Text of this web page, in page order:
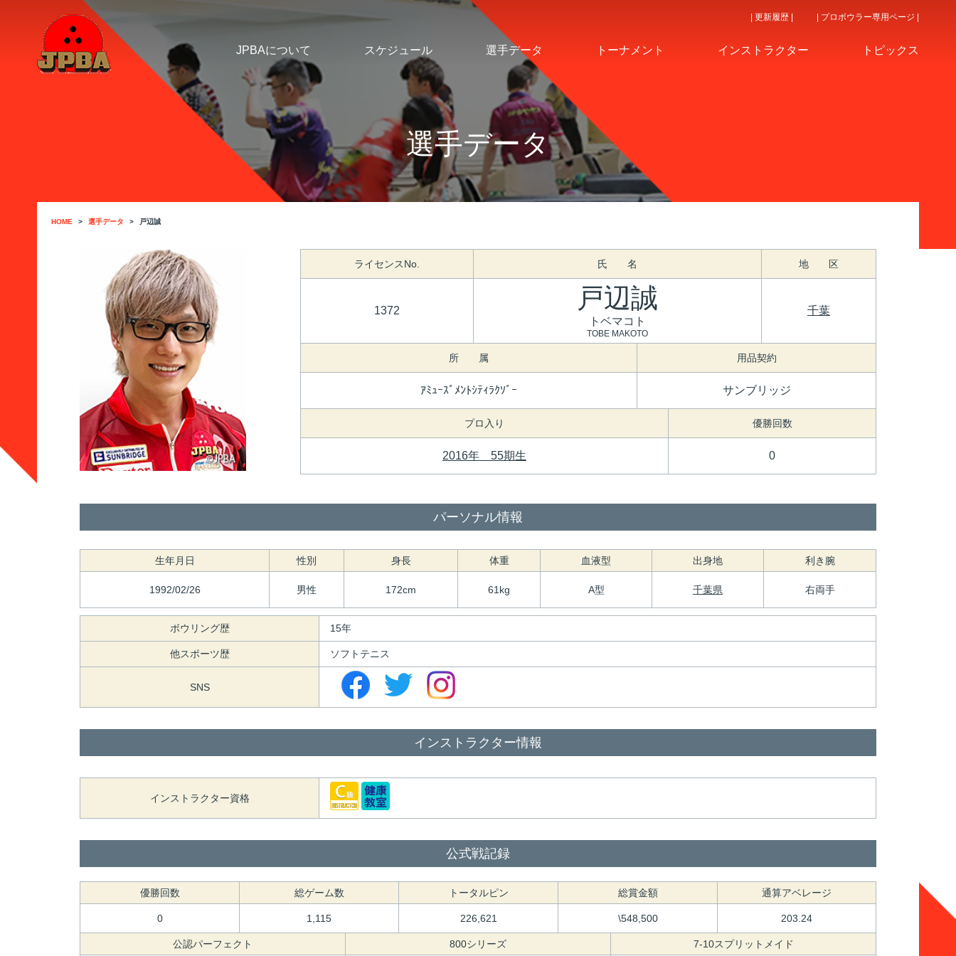
JPBAについて スケジュール 選手データ トーナメント インストラクター トピックス
| 更新履歴 | | プロボウラー専用ページ |
選手データ
HOME 選手データ 戸辺誠
ライセンスNo. 氏 名 地 区
1372 戸辺誠
トベマコト
TOBE MAKOTO
千葉
所 属 用品契約
ｱﾐｭｰｽﾞﾒﾝﾄｼﾃｨﾗｸｿﾞｰ サンブリッジ
プロ入り 優勝回数
2016年 55期生 0
パーソナル情報
生年月日 性別 身長 体重 血液型 出身地 利き腕
1992/02/26 男性 172cm 61kg A型 千葉県 右両手
ボウリング歴 15年
他スポーツ歴 ソフトテニス
SNS
インストラクター情報
インストラクター資格
公式戦記録
優勝回数 総ゲーム数 トータルピン 総賞金額 通算アベレージ
0 1,115 226,621 \548,500 203.24
公認パーフェクト 800シリーズ 7-10スプリットメイド